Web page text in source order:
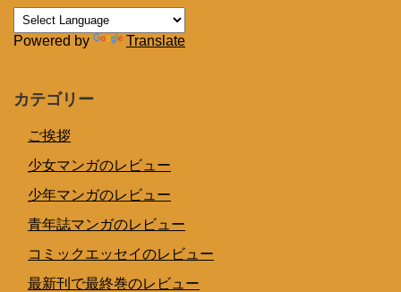
Powered by Translate
カテゴリー
ご挨拶
少女マンガのレビュー
少年マンガのレビュー
青年誌マンガのレビュー
コミックエッセイのレビュー
最新刊で最終巻のレビュー